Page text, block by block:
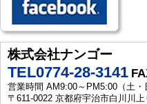
株式会社ナンゴー
TEL0774-28-3141
営業時間 AM9:00～PM5:00（土・
〒611-0022 京都府宇治市白川川